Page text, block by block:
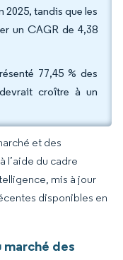
2025, tandis que les
un CAGR de 4,38
77,45 % des
croître à un
et des
l’aide du cadre
mis à jour
disponibles en
des